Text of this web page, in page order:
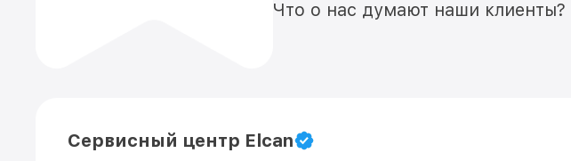
Что о нас думают наши клиенты?
Сервисный центр Elcan